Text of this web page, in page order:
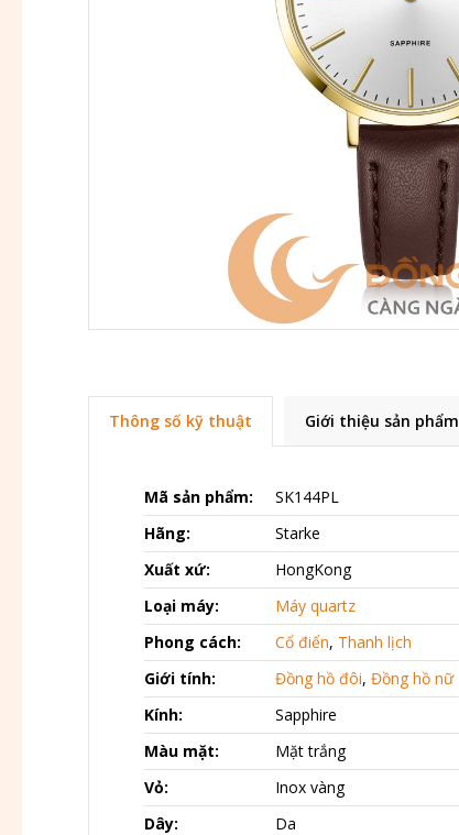
Thông số kỹ thuật Giới thiệu sản phẩm
Mã sản phẩm:
SK144PL
Hãng:
Starke
Xuất xứ:
HongKong
Loại máy:
Máy quartz
Phong cách:
Cổ điển, Thanh lịch
Giới tính:
Đồng hồ đôi, Đồng hồ nữ
Kính:
Sapphire
Màu mặt:
Mặt trắng
Vỏ:
Inox vàng
Dây:
Da